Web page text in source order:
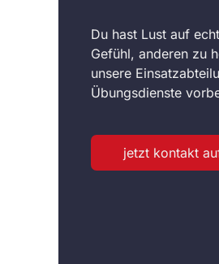
Du hast Lust auf
Gefühl, anderen zu
unsere
Übungsdienste
jetzt kontakt